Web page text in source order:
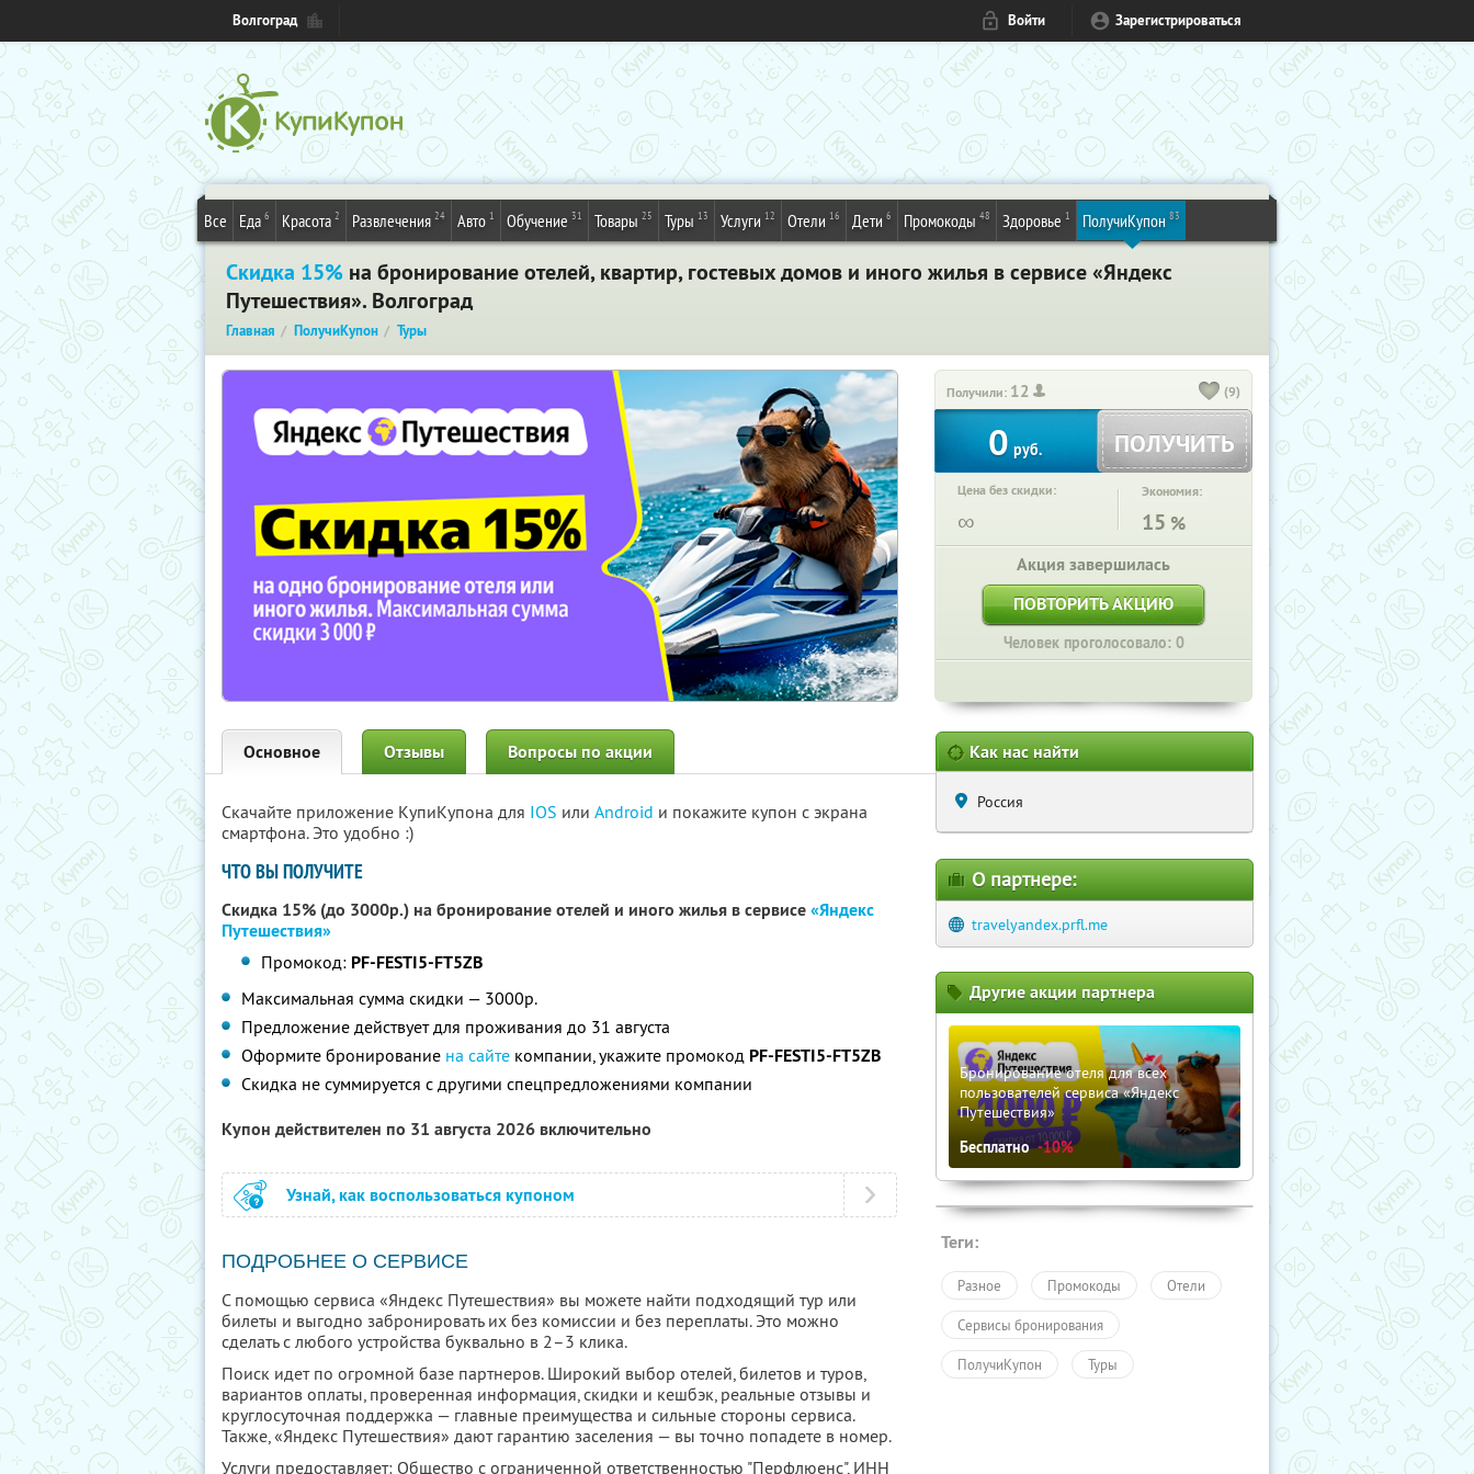
Волгоград Войти Зарегистрироваться
Все Еда 6 Красота 2 Развлечения 24 Авто 1 Обучение 31 Товары 25 Туры 13 Услуги 12 Отели 16 Дети 6 Промокоды 48 Здоровье 1 ПолучиКупон 83
Скидка 15% на бронирование отелей, квартир, гостевых домов и иного жилья в сервисе «Яндекс
Путешествия». Волгоград
Главная ПолучиКупон Туры
Получили: 12 (9)
0 руб. ПОЛУЧИТЬ
Цена без скидки:
∞
Экономия:
15 %
Акция завершилась
ПОВТОРИТЬ АКЦИЮ
Человек проголосовало: 0
Основное Отзывы Вопросы по акции
Скачайте приложение КупиКупона для IOS или Android и покажите купон с экрана
смартфона. Это удобно :)
ЧТО ВЫ ПОЛУЧИТЕ
Скидка 15% (до 3000р.) на бронирование отелей и иного жилья в сервисе«Яндекс
Путешествия»
Промокод: PF-FESTI5-FT5ZB
Максимальная сумма скидки — 3000р.
Предложение действует для проживания до 31 августа
Оформите бронирование на сайте компании, укажите промокод PF-FESTI5-FT5ZB
Скидка не суммируется с другими спецпредложениями компании
Купон действителен по 31 августа 2026 включительно
Узнай, как воспользоваться купоном
ПОДРОБНЕЕ О СЕРВИСЕ
С помощью сервиса «Яндекс Путешествия» вы можете найти подходящий тур или
билеты и выгодно забронировать их без комиссии и без переплаты. Это можно
сделать с любого устройства буквально в 2–3 клика.
Поиск идет по огромной базе партнеров. Широкий выбор отелей, билетов и туров,
вариантов оплаты, проверенная информация, скидки и кешбэк, реальные отзывы и
круглосуточная поддержка — главные преимущества и сильные стороны сервиса.
Также, «Яндекс Путешествия» дают гарантию заселения — вы точно попадете в номер.
Услуги предоставляет: Общество с ограниченной ответственностью "Перфлюенс", ИНН
Как нас найти
Россия
О партнере:
travelyandex.prfl.me
Другие акции партнера
Бронирование отеля для всех
пользователей сервиса «Яндекс
Путешествия»
Бесплатно -10%
Теги:
Разное Промокоды Отели
Сервисы бронирования
ПолучиКупон Туры